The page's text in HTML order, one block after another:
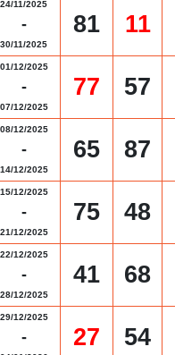
24/11/2025
-
30/11/2025
81 11
01/12/2025
-
07/12/2025
77 57
08/12/2025
-
14/12/2025
65 87
15/12/2025
-
21/12/2025
75 48
22/12/2025
-
28/12/2025
41 68
29/12/2025
- 27 54